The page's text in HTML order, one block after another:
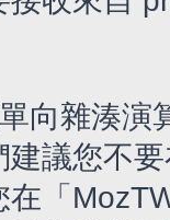
向雜湊演
建議您不
「